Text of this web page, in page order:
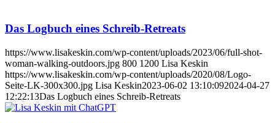
Das Logbuch eines Schreib-Retreats
https://www.lisakeskin.com/wp-content/uploads/2023/06/full-shot-
woman-walking-outdoors.jpg 800 1200 Lisa Keskin
https://www.lisakeskin.com/wp-content/uploads/2020/08/Logo-
Seite-LK-300x300.jpg Lisa Keskin2023-06-02 13:10:092024-04-27
12:22:13Das Logbuch eines Schreib-Retreats